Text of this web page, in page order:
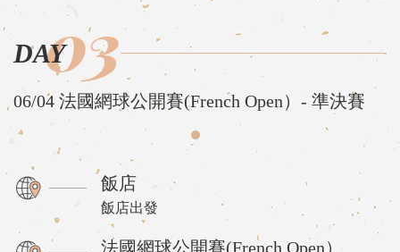
DAY03
06/04 法國網球公開賽(French Open）- 準決賽
飯店
飯店出發
法國網球公開賽(French Open）